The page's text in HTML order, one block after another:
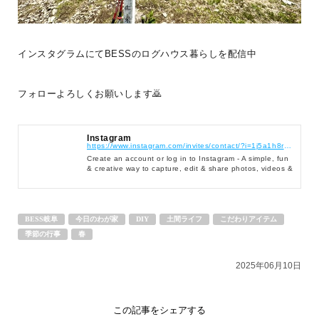
宮城県仙台市
sendai.bess.jp
インスタグラムにてBESSのログハウス暮らしを配信中
フォローよろしくお願いします🙇
Instagram
https://www.instagram.com/invites/contact/?i=1j5a1h8r0jq85&utm_content=3a63k4w
Create an account or log in to Instagram - A simple, fun
& creative way to capture, edit & share photos, videos &
BESS岐阜 今日のわが家 DIY 土間ライフ
こだわりアイテム
季節の行事
春
2025年06月10日
この記事をシェアする